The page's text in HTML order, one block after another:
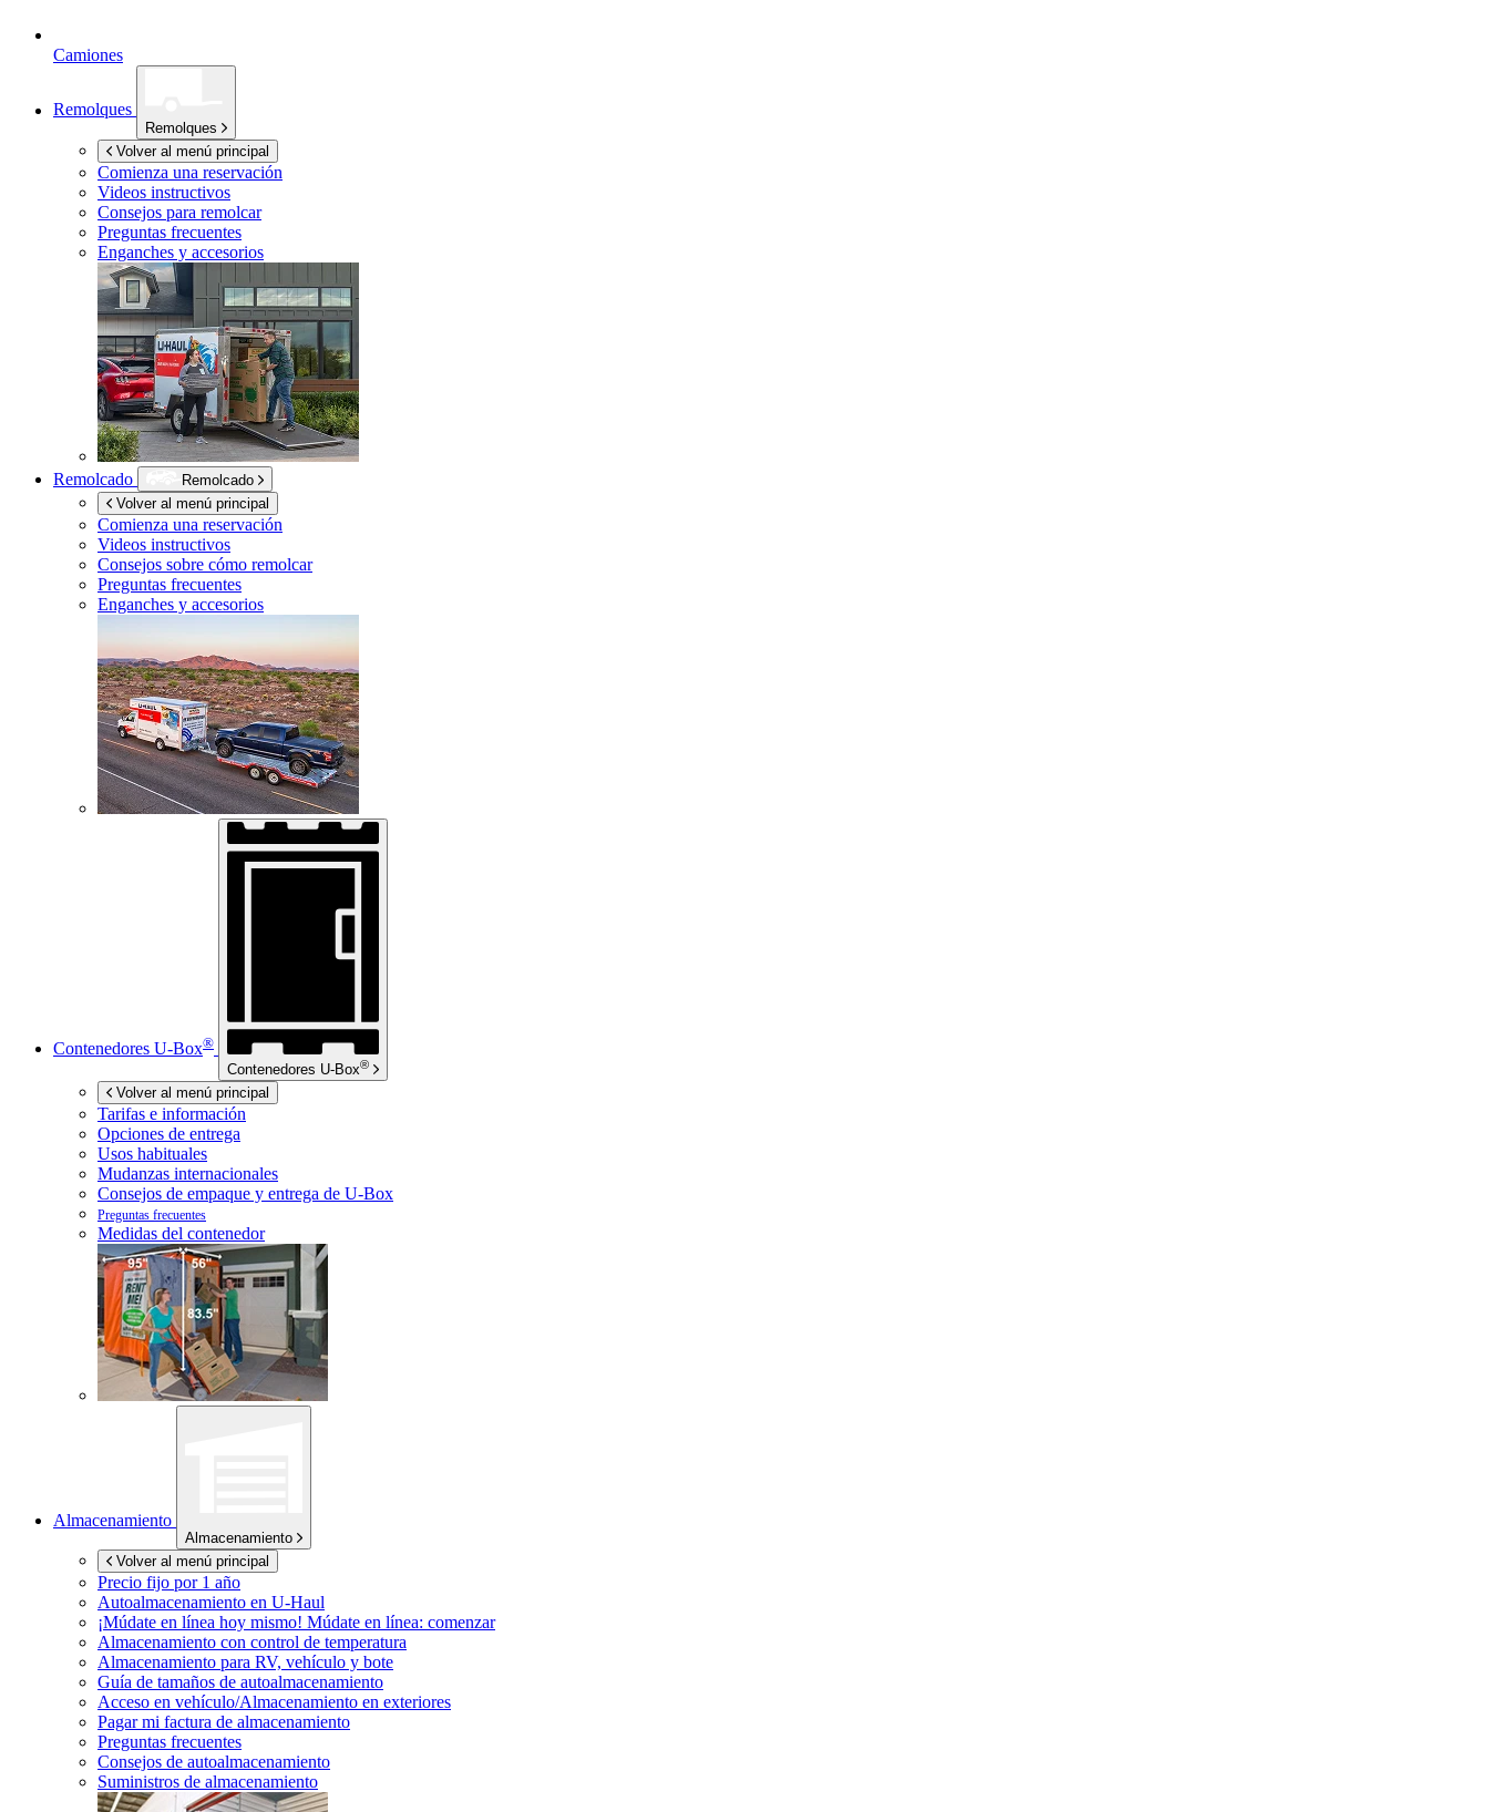
Camiones
Remolques
Remolques
Volver al menú principal
Comienza una reservación
Videos instructivos
Consejos para remolcar
Preguntas frecuentes
Enganches y accesorios
Remolcado
Remolcado
Volver al menú principal
Comienza una reservación
Videos instructivos
Consejos sobre cómo remolcar
Preguntas frecuentes
Enganches y accesorios
Contenedores U-Box®
Contenedores U-Box®
Volver al menú principal
Tarifas e información
Opciones de entrega
Usos habituales
Mudanzas internacionales
Consejos de empaque y entrega de U-Box
Preguntas frecuentes
Medidas del contenedor
Almacenamiento
Almacenamiento
Volver al menú principal
Precio fijo por 1 año
Autoalmacenamiento en U-Haul
¡Múdate en línea hoy mismo! Múdate en línea: comenzar
Almacenamiento con control de temperatura
Almacenamiento para RV, vehículo y bote
Guía de tamaños de autoalmacenamiento
Acceso en vehículo/Almacenamiento en exteriores
Pagar mi factura de almacenamiento
Preguntas frecuentes
Consejos de autoalmacenamiento
Suministros de almacenamiento